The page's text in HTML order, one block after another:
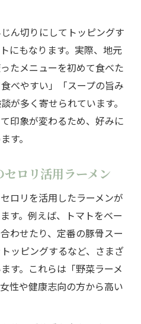
ん切りにしてトッピングす
にもなります。実際、地元
たメニューを初めて食べた
べやすい」「スープの旨み
が多く寄せられています。
印象が変わるため、好みに
す。
ロリ活用ラーメン
ロリを活用したラーメンが
す。例えば、トマトをベー
わせたり、定番の豚骨スー
ッピングするなど、さまざ
す。これらは「野菜ラーメ
性や健康志向の方から高い